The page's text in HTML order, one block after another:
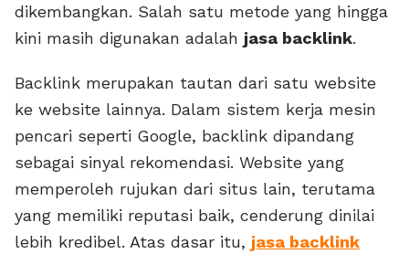
dikembangkan. Salah satu metode yang hingga
kini masih digunakan adalah jasa backlink.
Backlink merupakan tautan dari satu website
ke website lainnya. Dalam sistem kerja mesin
pencari seperti Google, backlink dipandang
sebagai sinyal rekomendasi. Website yang
memperoleh rujukan dari situs lain, terutama
yang memiliki reputasi baik, cenderung dinilai
lebih kredibel. Atas dasar itu, jasa backlink